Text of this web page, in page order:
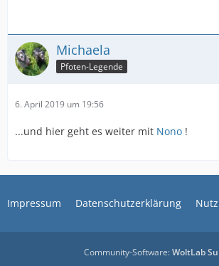
Michaela
Pfoten-Legende
6. April 2019 um 19:56
...und hier geht es weiter mit Nono !
Impressum Datenschutzerklärung
Community-Software:WoltLab